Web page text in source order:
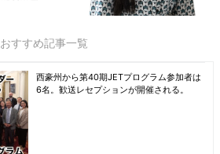
おすすめ記事一覧
西豪州から第40期JETプログラム参加者は
6名。歓送レセプションが開催される。